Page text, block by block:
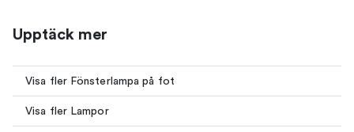
Upptäck mer
Visa fler Fönsterlampa på fot
Visa fler Lampor